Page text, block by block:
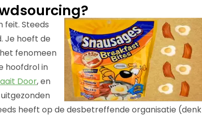
feit. Steeds
Je hoeft de
fenomeen
hoofdrol in
Door, en
heeft op de desbetreffende organisatie (denk